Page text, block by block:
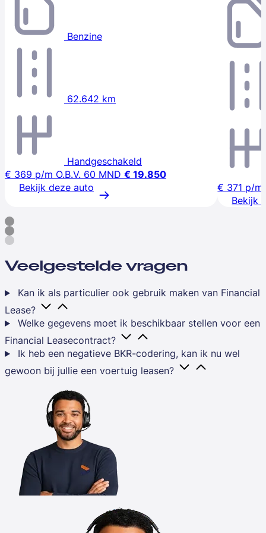
Benzine
62.642 km
Handgeschakeld
€ 369 p/m O.B.V. 60 MND € 19.850
Bekijk deze auto
€ 371 p/m
Bekijk
Veelgestelde vragen
Kan ik als particulier ook gebruik maken van Financial
Lease?
Welke gegevens moet ik beschikbaar stellen voor een
Financial Leasecontract?
Ik heb een negatieve BKR-codering, kan ik nu wel
gewoon bij jullie een voertuig leasen?